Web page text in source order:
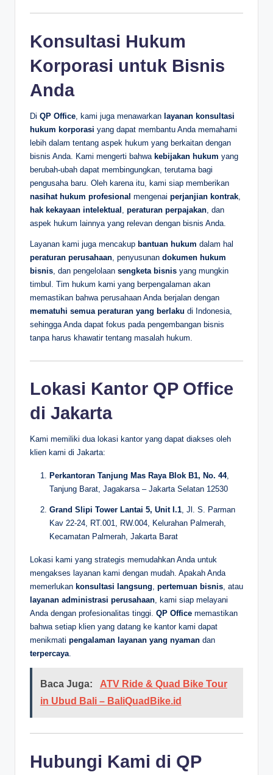
Konsultasi Hukum
Korporasi untuk Bisnis
Anda
Di QP Office , kami juga menawarkan layanan konsultasi
hukum korporasi yang dapat membantu Anda memahami
lebih dalam tentang aspek hukum yang berkaitan dengan
bisnis Anda. Kami mengerti bahwa kebijakan hukum yang
berubah-ubah dapat membingungkan, terutama bagi
pengusaha baru. Oleh karena itu, kami siap memberikan
nasihat hukum profesional mengenai perjanjian kontrak
hak kekayaan intelektual
peraturan perpajakan , dan
aspek hukum lainnya yang relevan dengan bisnis Anda.
Layanan kami juga mencakup bantuan hukum dalam hal
peraturan perusahaan , penyusunan dokumen hukum
bisnis , dan pengelolaan sengketa bisnis yang mungkin
timbul. Tim hukum kami yang berpengalaman akan
memastikan bahwa perusahaan Anda berjalan dengan
mematuhi semua peraturan yang berlaku di Indonesia,
sehingga Anda dapat fokus pada pengembangan bisnis
tanpa harus khawatir tentang masalah hukum.
Lokasi Kantor QP Office
di Jakarta
Kami memiliki dua lokasi kantor yang dapat diakses oleh
klien kami di Jakarta:
Perkantoran Tanjung Mas Raya Blok B1, No. 44,
Tanjung Barat, Jagakarsa – Jakarta Selatan 12530
Grand Slipi Tower Lantai 5, Unit I.1, Jl. S. Parman
Kav 22-24, RT.001, RW.004, Kelurahan Palmerah,
Kecamatan Palmerah, Jakarta Barat
Lokasi kami yang strategis memudahkan Anda untuk
mengakses layanan kami dengan mudah. Apakah Anda
memerlukan konsultasi langsung, pertemuan bisnis, atau
layanan administrasi perusahaan, kami siap melayani
Anda dengan profesionalitas tinggi. QP Office memastikan
bahwa setiap klien yang datang ke kantor kami dapat
menikmati pengalaman layanan yang nyaman dan
terpercaya.
Baca Juga:
ATV Ride & Quad Bike Tour
in Ubud Bali – BaliQuadBike.id
Hubungi Kami di QP